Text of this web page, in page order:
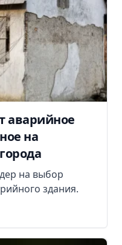
аварийное
на
на выбор
здания.